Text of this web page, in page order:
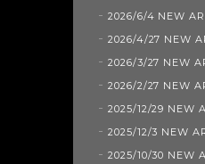
2026/6/4 NEW
2026/4/27 NEW
2026/3/27 NEW
2026/2/27 NEW
2025/12/29 NEW
2025/12/3 NEW
2025/10/30 NEW